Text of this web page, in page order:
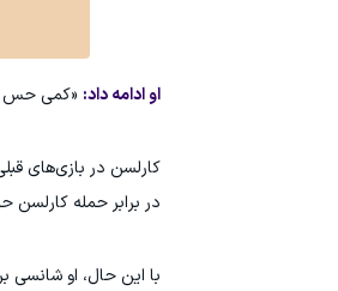
او ادامه داد: «کمی حس
کارلسن در بازی‌های
در برابر حمله
با این حال، او شانسی